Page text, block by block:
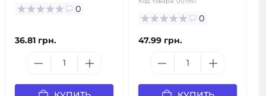
0
36.81 грн.
0
47.99 грн.